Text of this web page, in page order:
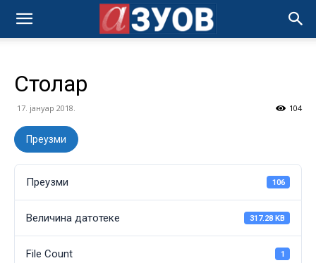
Столар
17. јануар 2018. 104
Преузми
Преузми 106
Величина датотеке 317.28 KB
File Count 1